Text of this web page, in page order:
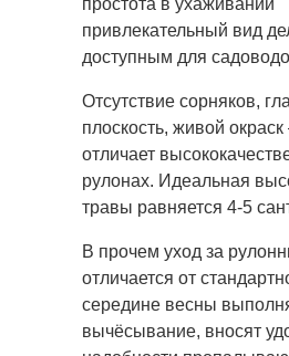
простота в ухаживании
привлекательный вид
доступным для
Отсутствие сорняков,
плоскость, живой
отличает
рулонах. Идеальная
травы равняется 4-5
В прочем уход за
отличается от
середине весны
вычёсывание, вносят